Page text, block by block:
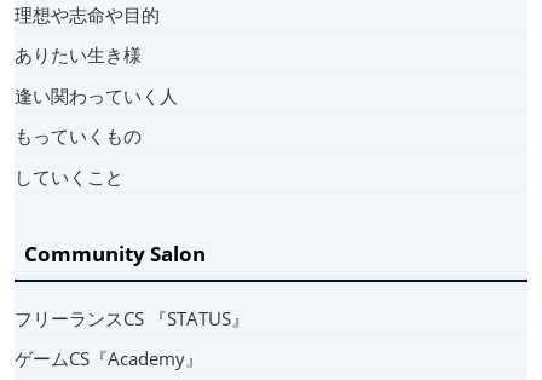
理想や志命や目的
ありたい生き様
逢い関わっていく人
もっていくもの
していくこと
Community Salon
フリーランスCS 『STATUS』
ゲームCS『Academy』